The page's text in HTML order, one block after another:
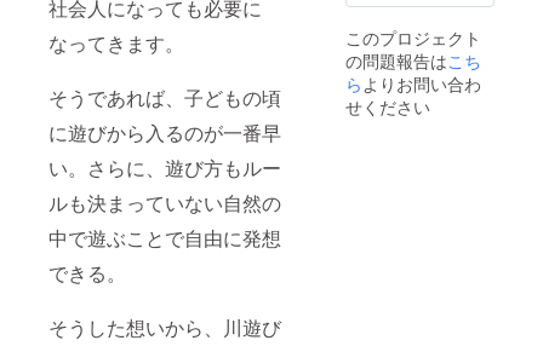
社会人になっても必要に
なってきます。
そうであれば、子どもの頃
に遊びから入るのが一番早
い。さらに、遊び方もルー
ルも決まっていない自然の
中で遊ぶことで自由に発想
できる。
そうした想いから、川遊び
企業イ
メージ
が相違
する場
合等、
させて
いただ
きま
す。 ※
ネット
このプロジェクト
の問題報告はこち
ら よりお問い合わ
せください